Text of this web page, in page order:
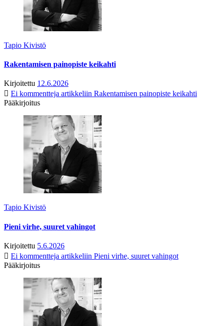
Tapio Kivistö
Rakentamisen painopiste keikahti
Kirjoitettu 12.6.2026
Ei kommentteja artikkeliin Rakentamisen painopiste keikahti
Pääkirjoitus
Tapio Kivistö
Pieni virhe, suuret vahingot
Kirjoitettu 5.6.2026
Ei kommentteja artikkeliin Pieni virhe, suuret vahingot
Pääkirjoitus